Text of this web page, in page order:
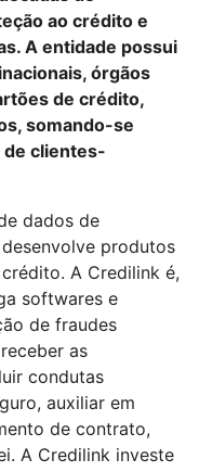
ao crédito e
A entidade possui
órgãos
de crédito,
somando-se
de clientes-
dados de
produtos
A Credilink é,
softwares e
de fraudes
as
condutas
auxiliar em
de contrato,
A Credilink investe